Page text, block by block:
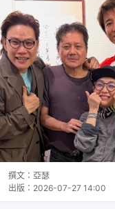
撰文： 亞瑟
出版： 2026-07-27 14:00